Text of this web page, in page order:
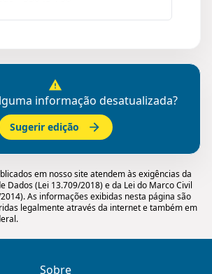
informação desatualizada?
Sugerir edição
em nosso site atendem às exigências da
Dados (Lei 13.709/2018) e da Lei do Marco Civil
As informações exibidas nesta página são
legalmente através da internet e também em
Sobre